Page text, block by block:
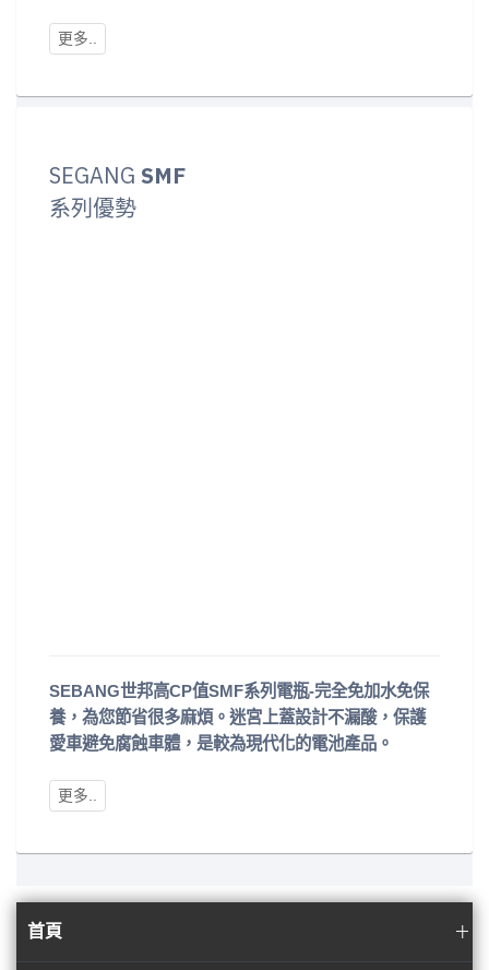
SEGANG SMF
系列優勢
SEBANG世邦高CP值SMF系列電瓶-完全免加水免保
養，為您節省很多麻煩。迷宮上蓋設計不漏酸，保護
愛車避免腐蝕車體，是較為現代化的電池產品。
首頁